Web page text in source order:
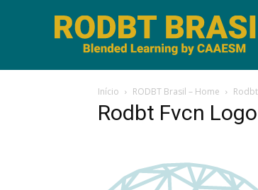
Início RODBT Brasil – Home
Rodbt Fvcn